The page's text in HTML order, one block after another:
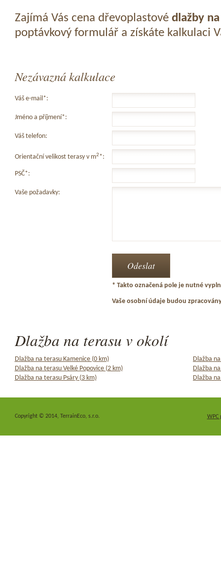
Zajímá Vás cena dřevoplastové dlažby
poptávkový formulář a získáte kalkulaci
Nezávazná kalkulace
Váš e-mail*:
Jméno a příjmení*:
Váš telefon:
Orientační velikost terasy v m2*:
PSČ*:
Vaše požadavky:
* Takto označená pole je nutné
Vaše osobní údaje budou
Dlažba na terasu v okolí
Dlažba na terasu Kamenice (0 km)
Dlažba
Dlažba na terasu Velké Popovice (2 km)
Dlažba
Dlažba na terasu Psáry (3 km)
Dlažba
WPC
Copyright © 2014, TerrainEco, s.r.o.